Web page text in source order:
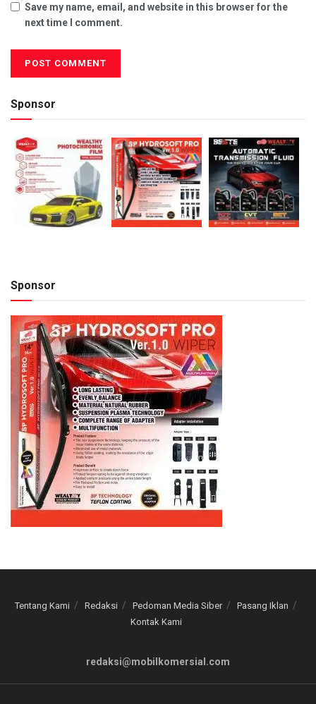
Save my name, email, and website in this browser for the
next time I comment.
Sponsor
Sponsor
Tentang Kami Redaksi Pedoman Media Siber
Pasang Iklan
Kontak Kami
redaksi@mobilkomersial.com